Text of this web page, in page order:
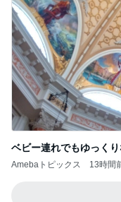
ベビー連れでもゆっく
Amebaトピックス 13時間